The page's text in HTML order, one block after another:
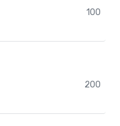
100
200